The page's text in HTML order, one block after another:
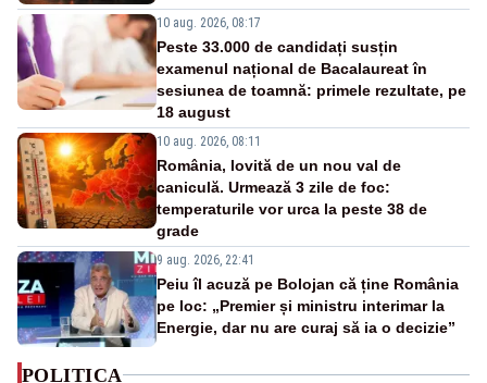
10 aug. 2026, 08:17
Peste 33.000 de candidați susțin
examenul național de Bacalaureat în
sesiunea de toamnă: primele rezultate, pe
18 august
10 aug. 2026, 08:11
România, lovită de un nou val de
caniculă. Urmează 3 zile de foc:
temperaturile vor urca la peste 38 de
grade
9 aug. 2026, 22:41
Peiu îl acuză pe Bolojan că ține România
pe loc: „Premier și ministru interimar la
Energie, dar nu are curaj să ia o decizie”
POLITICA